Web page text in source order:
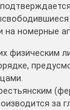
номерные
физическим
за